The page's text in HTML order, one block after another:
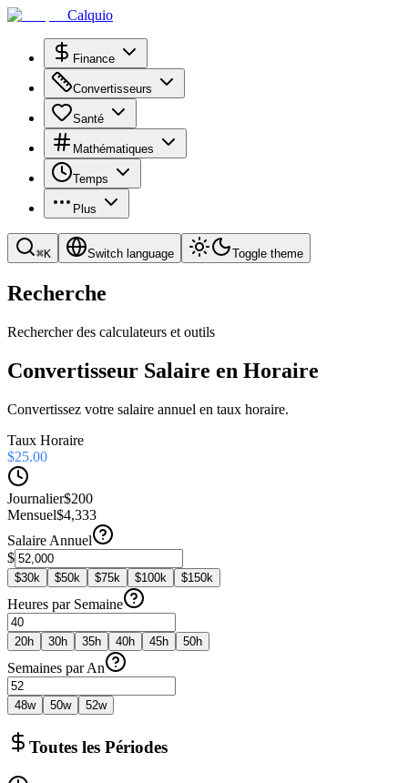
Calquio
Finance
Convertisseurs
Santé
Mathématiques
Temps
Plus
⌘K Switch language Toggle theme
Recherche
Rechercher des calculateurs et outils
Convertisseur Salaire en Horaire
Convertissez votre salaire annuel en taux horaire.
Taux Horaire
$25.00
Journalier$200
Mensuel$4,333
Salaire Annuel
$
$30k $50k $75k $100k $150k
Heures par Semaine
20h 30h 35h 40h 45h 50h
Semaines par An
48w 50w 52w
Toutes les Périodes